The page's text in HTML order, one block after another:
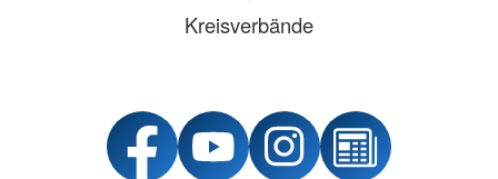
Kreisverbände